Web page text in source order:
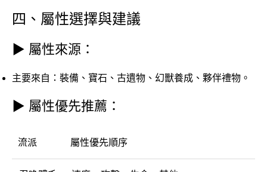
四、屬性選擇與建議
▶ 屬性來源：
主要來自：裝備、寶石、古遺物、幻獸養成、夥伴禮物。
▶ 屬性優先推薦：
流派 屬性優先順序